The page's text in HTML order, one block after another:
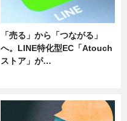
「売る」から「つながる」
へ。LINE特化型EC「Atouch
ストア」が…